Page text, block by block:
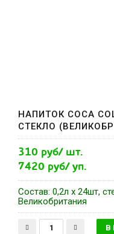
НАПИТОК COCA
СТЕКЛО
310 руб/ шт.
7420 руб/ уп.
Состав: 0,2л х 24шт,
Великобритания